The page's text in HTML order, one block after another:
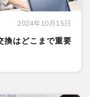
2024年10月15日
換はどこまで重要